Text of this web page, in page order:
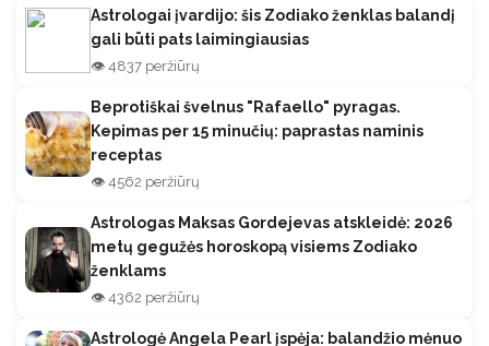
Astrologai įvardijo: šis Zodiako ženklas balandį
gali būti pats laimingiausias
👁️ 4837 peržiūrų
Beprotiškai švelnus "Rafaello" pyragas.
Kepimas per 15 minučių: paprastas naminis
receptas
👁️ 4562 peržiūrų
Astrologas Maksas Gordejevas atskleidė: 2026
metų gegužės horoskopą visiems Zodiako
ženklams
👁️ 4362 peržiūrų
Astrologė Angela Pearl įspėja: balandžio mėnuo